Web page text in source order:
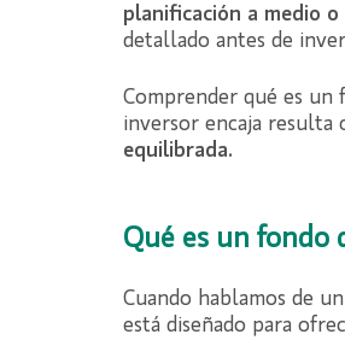
planificación a medio
detallado antes de
Comprender qué es un
inversor encaja resulta
equilibrada.
Qué es un fondo
Cuando hablamos de
está diseñado para